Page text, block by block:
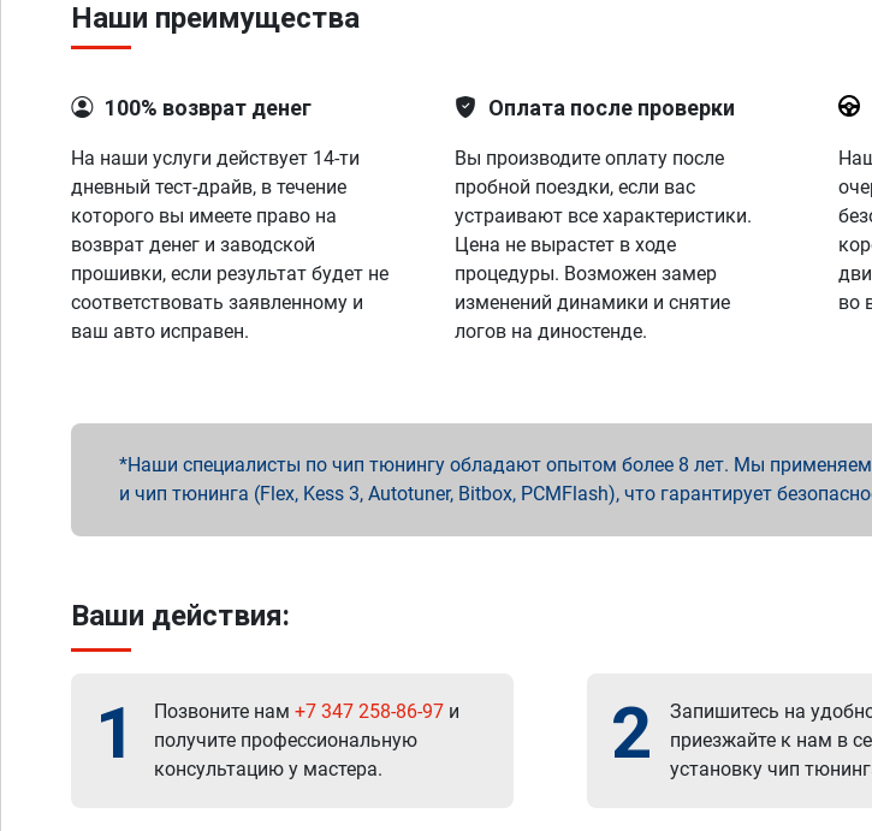
Наши преимущества
100% возврат денег
На наши услуги действует 14-ти
дневный тест-драйв, в течение
которого вы имеете право на
возврат денег и заводской
прошивки, если результат будет не
соответствовать заявленному и
ваш авто исправен.
Оплата после проверки
Вы производите оплату после
пробной поездки, если вас
устраивают все характеристики.
Цена не вырастет в ходе
процедуры. Возможен замер
изменений динамики и снятие
логов на диностенде.
во
Наши специалисты по чип тюнингу обладают опытом более 8 лет. Мы
и чип тюнинга (Flex, Kess 3, Autotuner, Bitbox, PCMFlash), что гарантирует
Ваши действия:
1 Позвоните нам +7 347 258-86-97 и
получите профессиональную
консультацию у мастера.
2
Запишитесь на
приезжайте к нам в
установку чип